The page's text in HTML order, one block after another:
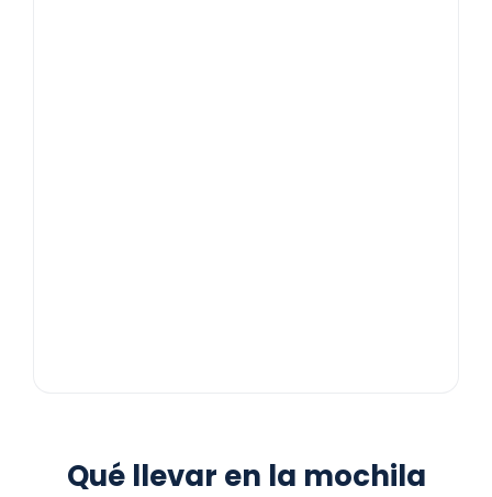
Qué llevar en la mochila